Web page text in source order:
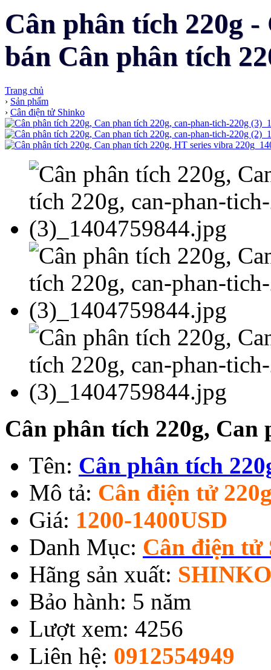
Cân phân tích 220g
bán Cân phân tích
Trang chủ
› Sản phẩm
› Cân điện tử Shinko
Cân phân tích 220g, Can
Tên: Cân phân tích
Mô tả: Cân điện tử
Giá: 1200-1400USD
Danh Mục: Cân điện
Hãng sản xuất:
Bảo hành: 5 năm
Lượt xem: 4256
Liên hệ: 0912554949